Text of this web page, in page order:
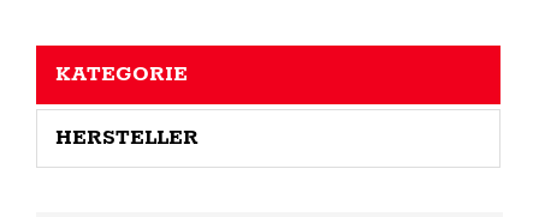
KATEGORIE
HERSTELLER